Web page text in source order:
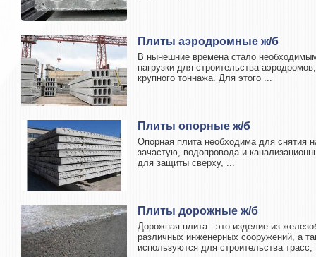
Плиты аэродромные ж/б
В нынешние времена стало
нагрузки для строительства
крупного тоннажа. Для этого ...
Плиты опорные ж/б
Опорная плита необходима для снятия
зачастую, водопровода и
для защиты сверху, ...
Плиты дорожные ж/б
Дорожная плита - это изделие из
различных инженерных сооружений, а
используются для строительства трасс,